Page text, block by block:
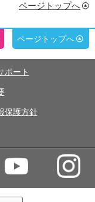
ページトップへ
ページトップへ
ポート
保護方針